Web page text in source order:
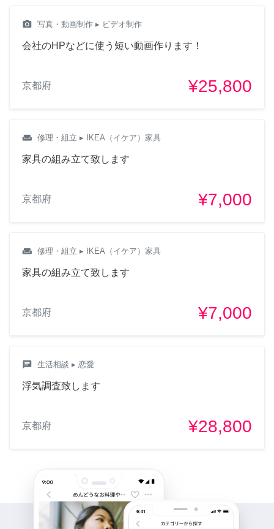
camera_alt 写真・動画制作 ▸ ビデオ制作
会社のHPなどに使う短い動画作ります！
京都府 ¥25,800
weekend 修理・組立 ▸ IKEA（イケア）家具
家具の組み立て致します
京都府 ¥7,000
weekend 修理・組立 ▸ IKEA（イケア）家具
家具の組み立て致します
京都府 ¥7,000
chat 生活相談 ▸ 恋愛
浮気調査致します
京都府 ¥28,800